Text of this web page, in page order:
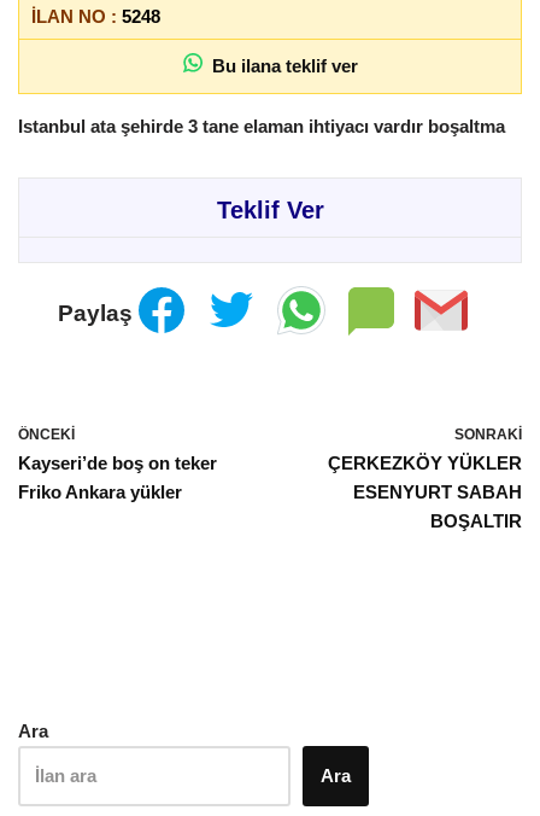
İLAN NO : 5248
Bu ilana teklif ver
Istanbul ata şehirde 3 tane elaman ihtiyacı vardır boşaltma
Teklif Ver
Paylaş
ÖNCEKI
Kayseri’de boş on teker
Friko Ankara yükler
SONRAKI
ÇERKEZKÖY YÜKLER
ESENYURT SABAH
BOŞALTIR
Ara
Ara